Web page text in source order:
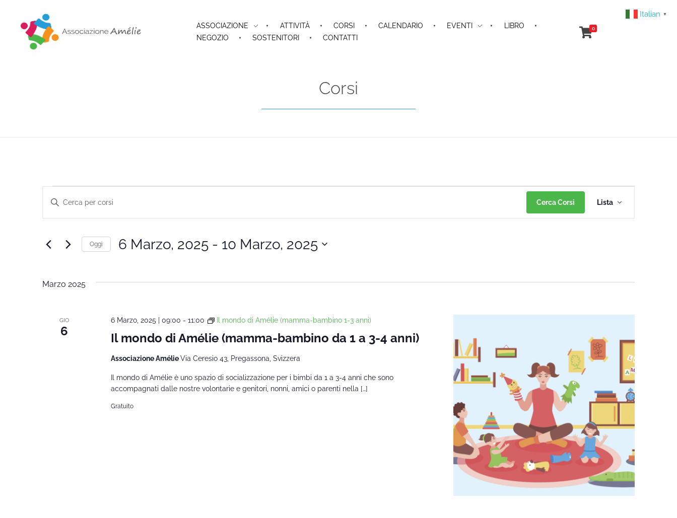
ASSOCIAZIONE ATTIVITÀ CORSI CALENDARIO EVENTI
LIBRO
NEGOZIO
SOSTENITORI CONTATTI
0
Corsi
Corsi
viste
Navigazione
Inserisci
Cerca
Corsi
Chiave.
Cerca Corsi
Corso
Viste
Lista
Oggi 6 Marzo, 2025 - 10 Marzo, 2025
Marzo 2025
GIO
6 Il mondo di Amélie (mamma-bambino da 1 a 3-4 anni)
6 Marzo, 2025 | 09:00 - 11:00 Il mondo di Amélie (mamma-bambino 1-3 anni)
Associazione AmélieVia Ceresio 43, Pregassona, Svizzera
Il mondo di Amélie è uno spazio di socializzazione per i bimbi da 1 a 3-4 anni che sono
accompagnati dalle nostre volontarie e genitori, nonni, amici o parenti nella […]
Gratuito
Italian ▼